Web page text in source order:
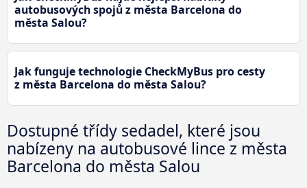
autobusových spojů z města Barcelona do
města Salou?
Jak funguje technologie CheckMyBus pro cesty
z města Barcelona do města Salou?
Dostupné třídy sedadel, které jsou
nabízeny na autobusové lince z města
Barcelona do města Salou